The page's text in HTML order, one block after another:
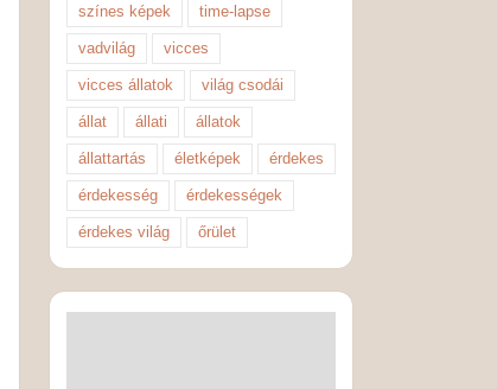
színes képek time-lapse
vadvilág vicces
vicces állatok világ csodái
állat állati állatok
állattartás életképek érdekes
érdekesség érdekességek
érdekes világ őrület